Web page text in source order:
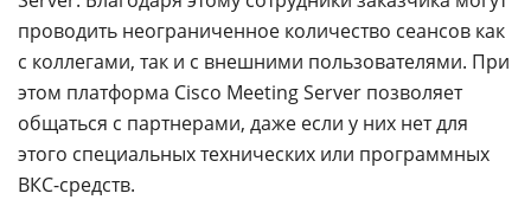
проводить неограниченное количество сеансов как
с коллегами, так и с внешними пользователями. При
этом платформа Сisco Meeting Server позволяет
общаться с партнерами, даже если у них нет для
этого специальных технических или программных
ВКС-средств.